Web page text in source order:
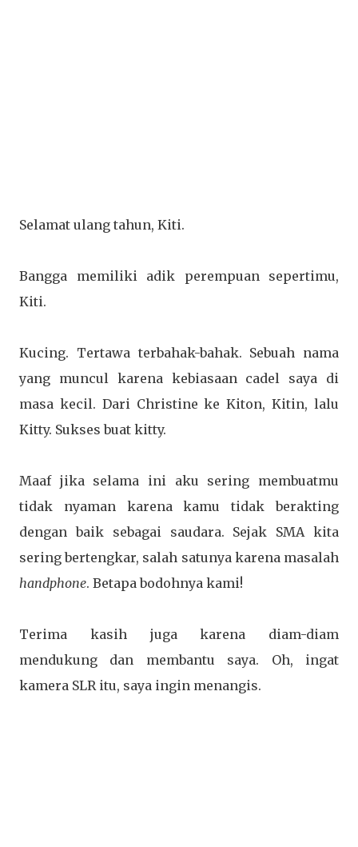
Selamat ulang tahun, Kiti.
Bangga memiliki adik perempuan sepertimu,
Kiti.
Kucing. Tertawa terbahak-bahak. Sebuah nama
yang muncul karena kebiasaan cadel saya di
masa kecil. Dari Christine ke Kiton, Kitin, lalu
Kitty. Sukses buat kitty.
Maaf jika selama ini aku sering membuatmu
tidak nyaman karena kamu tidak berakting
dengan baik sebagai saudara. Sejak SMA kita
sering bertengkar, salah satunya karena masalah
handphone. Betapa bodohnya kami!
Terima kasih juga karena diam-diam
mendukung dan membantu saya. Oh, ingat
kamera SLR itu, saya ingin menangis.